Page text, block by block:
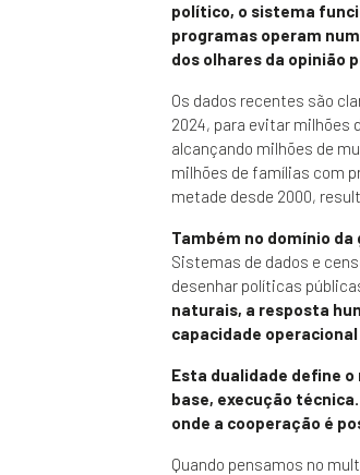
político, o sistema
programas operam
dos olhares da opinião
Os dados recentes são
2024, para evitar milhões
alcançando milhões de
milhões de famílias com
metade desde 2000,
Também no domínio
Sistemas de dados e
desenhar políticas
naturais, a resposta
capacidade operacional
Esta dualidade define
base, execução
onde a cooperação é
Quando pensamos no